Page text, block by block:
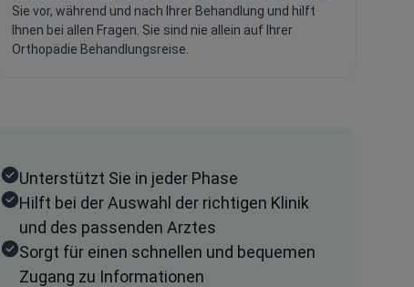
Sie vor, während und nach Ihrer Behandlung und hilft
Ihnen bei allen Fragen. Sie sind nie allein auf Ihrer
Orthopädie Behandlungsreise.
Unterstützt Sie in jeder Phase
Hilft bei der Auswahl der richtigen Klinik
und des passenden Arztes
Sorgt für einen schnellen und bequemen
Zugang zu Informationen